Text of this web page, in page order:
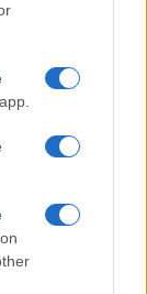
en
por…